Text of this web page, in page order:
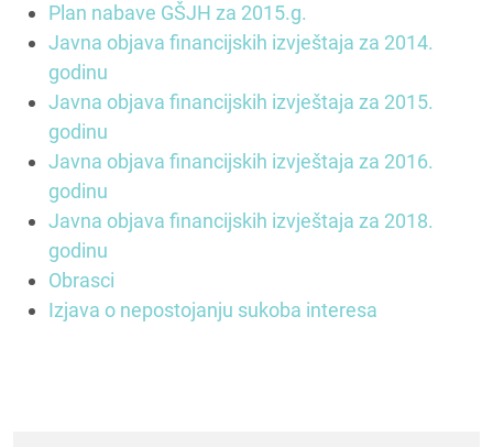
Plan nabave GŠJH za 2015.g.
Javna objava financijskih izvještaja za 2014.
godinu
Javna objava financijskih izvještaja za 2015.
godinu
Javna objava financijskih izvještaja za 2016.
godinu
Javna objava financijskih izvještaja za 2018.
godinu
Obrasci
Izjava o nepostojanju sukoba interesa